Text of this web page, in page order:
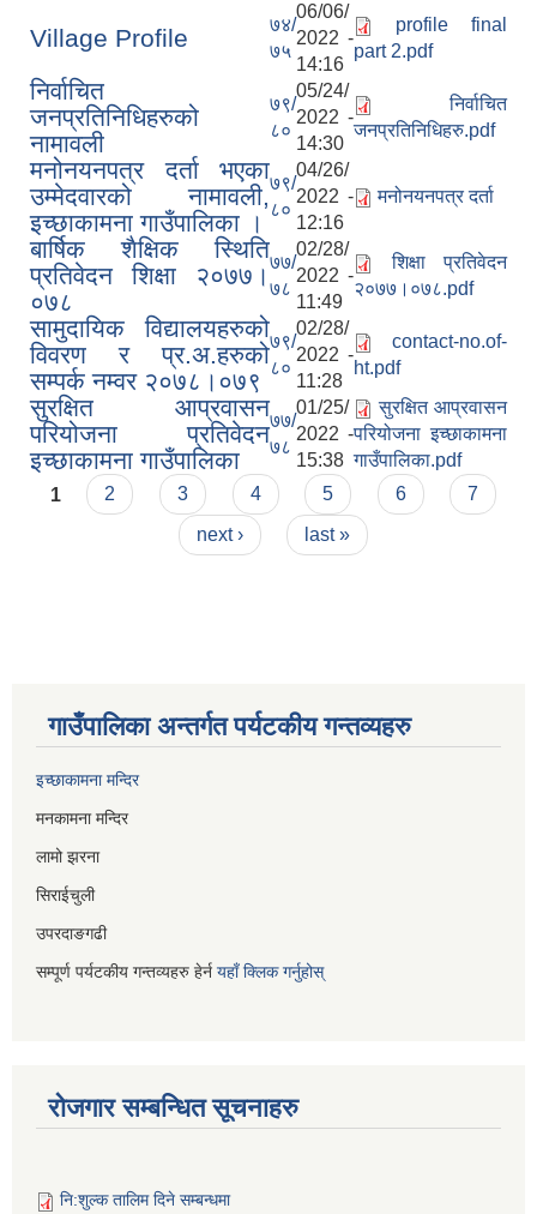
Village Profile
७४/
७५
06/06/
2022 -
14:16
profile final
part 2.pdf
निर्वाचित
जनप्रतिनिधिहरुको
नामावली
७९/
८०
05/24/
2022 -
14:30
निर्वाचित
जनप्रतिनिधिहरु.pdf
मनोनयनपत्र दर्ता भएका
उम्मेदवारको नामावली,
इच्छाकामना गाउँपालिका ।
७९/
८०
04/26/
2022 -
12:16
मनोनयनपत्र दर्ता
बार्षिक शैक्षिक स्थिति
प्रतिवेदन शिक्षा २०७७।
०७८
७७/
७८
02/28/
2022 -
11:49
शिक्षा प्रतिवेदन
२०७७।०७८.pdf
सामुदायिक विद्यालयहरुको
विवरण र प्र.अ.हरुको
सम्पर्क नम्वर २०७८।०७९
७९/
८०
02/28/
2022 -
11:28
contact-no.of-
ht.pdf
सुरक्षित आप्रवासन
परियोजना प्रतिवेदन
इच्छाकामना गाउँपालिका
७७/
७८
01/25/
2022 -
15:38
सुरक्षित आप्रवासन
परियोजना इच्छाकामना
गाउँपालिका.pdf
Pages
1 2 3 4 5 6
7
next ›
last »
गाउँपालिका अन्तर्गत पर्यटकीय गन्तव्यहरु
इच्छाकामना मन्दिर
मनकामना मन्दिर
लामो झरना
सिराईचुली
उपरदाङगढी
सम्पूर्ण पर्यटकीय गन्तव्यहरु हेर्न यहाँ क्लिक गर्नुहोस्
रोजगार सम्बन्धित सूचनाहरु
नि:शुल्क तालिम दिने सम्बन्धमा